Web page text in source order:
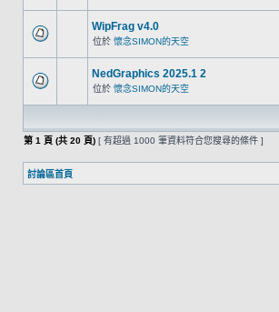
WipFrag v4.0
位於 懷念SIMON的天空
NedGraphics 2025.1 2
位於 懷念SIMON的天空
第 1 頁 (共 20 頁) [ 有超過 1000 筆資料符合您搜尋的條件 ]
討論區首頁